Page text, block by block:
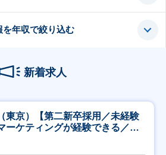
年収で絞り込む
新着求人
東京）【第二新卒採用／未経験
ーケティングが経験できる／研